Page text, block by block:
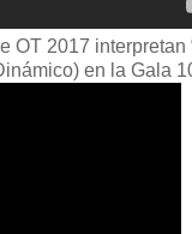
OT 2017 interpretan
en la Gala